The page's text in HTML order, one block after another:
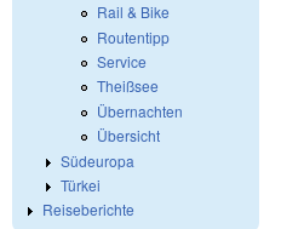
Rail & Bike
Routentipp
Service
Theißsee
Übernachten
Übersicht
Südeuropa
Türkei
Reiseberichte